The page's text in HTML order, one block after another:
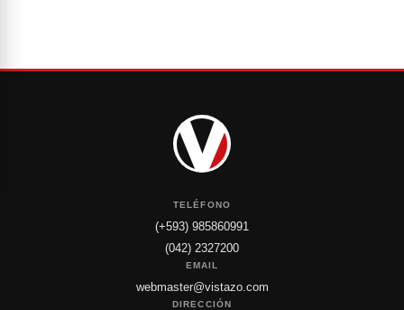
TELÉFONO
(+593) 985860991
(042) 2327200
EMAIL
webmaster@vistazo.com
DIRECCIÓN